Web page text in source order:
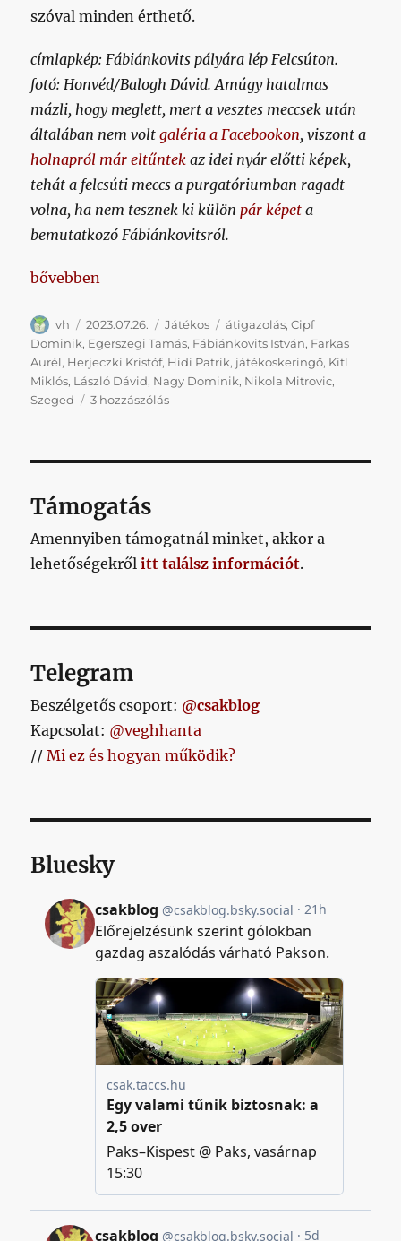
szóval minden érthető.
címlapkép: Fábiánkovits pályára lép Felcsúton.
fotó: Honvéd/Balogh Dávid. Amúgy hatalmas
mázli, hogy meglett, mert a vesztes meccsek után
általában nem voltgaléria a Facebookon, viszont a
holnapról már eltűntek az idei nyár előtti képek,
tehát a felcsúti meccs a purgatóriumban ragadt
volna, ha nem tesznek ki külön pár képet a
bemutatkozó Fábiánkovitsról.
„Többen kérdeztétek, miért nem játszik a
bővebben
Szerző
vh Közzétéve
2023.07.26. Kategória
Játékos Címke
átigazolás,Cipf
Dominik, Egerszegi Tamás, Fábiánkovits István, Farkas
Aurél, Herjeczki Kristóf, Hidi Patrik, játékoskeringő, Kitl
Miklós, László Dávid, Nagy Dominik, Nikola Mitrovic,
Szeged
3 hozzászólásTöbben
bemutatkozó
Fábiánkovits
a
című
Támogatás
Amennyiben támogatnál minket, akkor a
lehetőségekrőlitt találsz információt.
Telegram
Beszélgetős csoport: @csakblog
Kapcsolat: @veghhanta
//Mi ez és hogyan működik?
Bluesky